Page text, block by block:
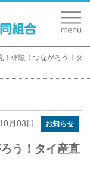
！体験！つながろう！タ
月03日 お知らせ
う！タイ産直